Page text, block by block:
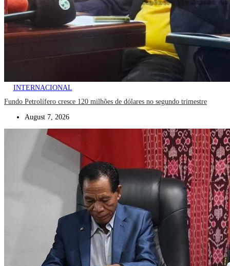
INTERNACIONAL
Fundo Petrolífero cresce 120 milhões de dólares no segundo trimestre
August 7, 2026